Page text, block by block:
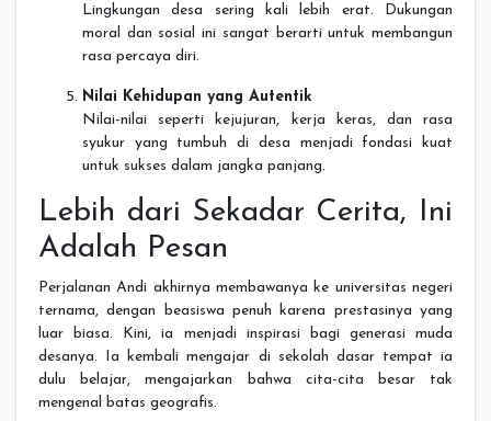
Lingkungan desa sering kali lebih erat. Dukungan
moral dan sosial ini sangat berarti untuk membangun
rasa percaya diri.
Nilai Kehidupan yang Autentik
Nilai-nilai seperti kejujuran, kerja keras, dan rasa
syukur yang tumbuh di desa menjadi fondasi kuat
untuk sukses dalam jangka panjang.
Lebih dari Sekadar Cerita, Ini
Adalah Pesan
Perjalanan Andi akhirnya membawanya ke universitas negeri
ternama, dengan beasiswa penuh karena prestasinya yang
luar biasa. Kini, ia menjadi inspirasi bagi generasi muda
desanya. Ia kembali mengajar di sekolah dasar tempat ia
dulu belajar, mengajarkan bahwa cita-cita besar tak
mengenal batas geografis.